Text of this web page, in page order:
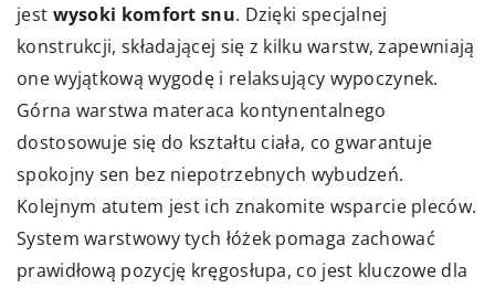
jest wysoki komfort snu. Dzięki specjalnej
konstrukcji, składającej się z kilku warstw, zapewniają
one wyjątkową wygodę i relaksujący wypoczynek.
Górna warstwa materaca kontynentalnego
dostosowuje się do kształtu ciała, co gwarantuje
spokojny sen bez niepotrzebnych wybudzeń.
Kolejnym atutem jest ich znakomite wsparcie pleców.
System warstwowy tych łóżek pomaga zachować
prawidłową pozycję kręgosłupa, co jest kluczowe dla